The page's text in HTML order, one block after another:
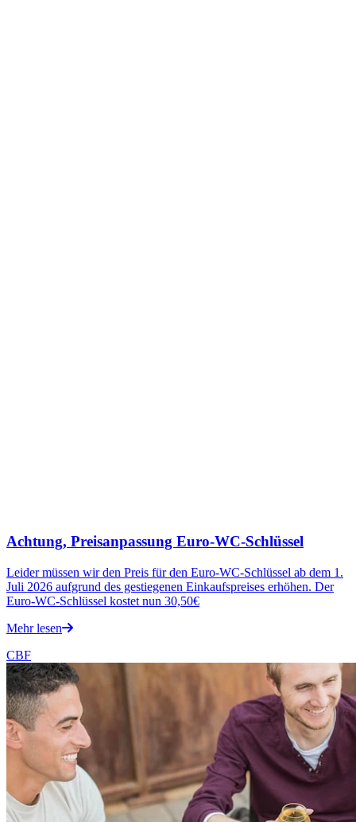
Achtung, Preisanpassung Euro-WC-Schlüssel
Leider müssen wir den Preis für den Euro-WC-Schlüssel ab dem 1.
Juli 2026 aufgrund des gestiegenen Einkaufspreises erhöhen. Der
Euro-WC-Schlüssel kostet nun 30,50€
Mehr lesen
CBF